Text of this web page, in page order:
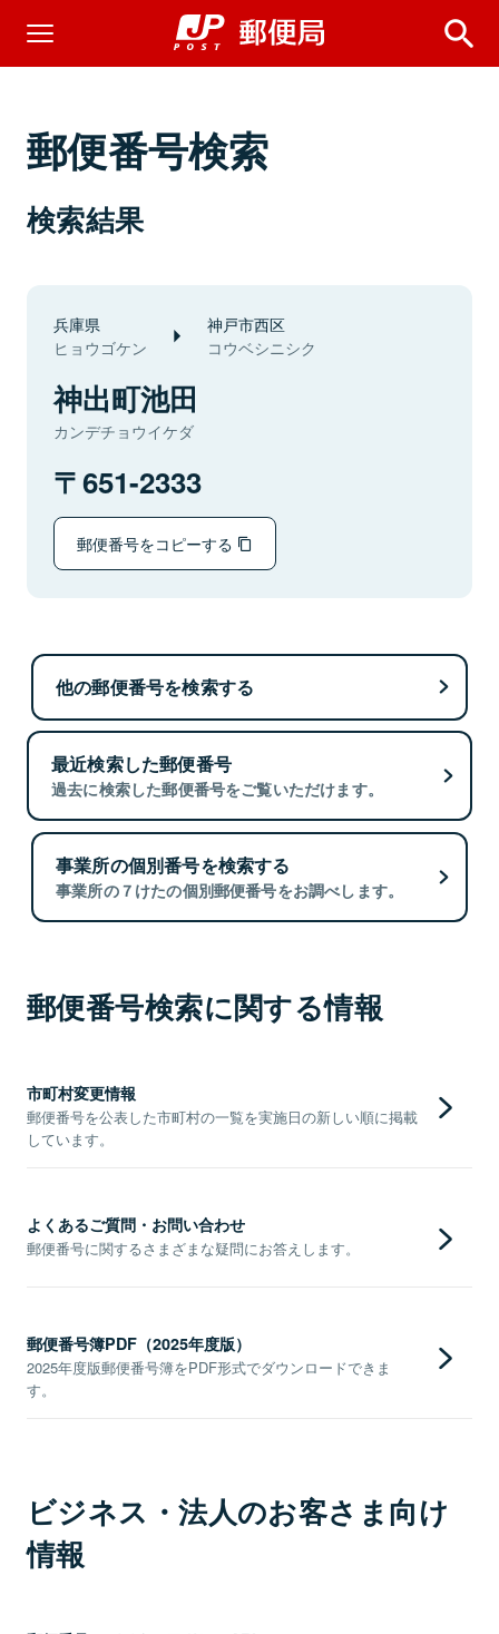
郵便番号検索
検索結果
兵庫県
ヒョウゴケン
神戸市西区
コウベシニシク
神出町池田
カンデチョウイケダ
651-2333
郵便番号をコピーする
他の郵便番号を検索する
最近検索した郵便番号
過去に検索した郵便番号をご覧いただけます。
事業所の個別番号を検索する
事業所の７けたの個別郵便番号をお調べします。
郵便番号検索に関する情報
市町村変更情報
郵便番号を公表した市町村の一覧を実施日の新しい順に掲載
しています。
よくあるご質問・お問い合わせ
郵便番号に関するさまざまな疑問にお答えします。
郵便番号簿PDF（2025年度版）
2025年度版郵便番号簿をPDF形式でダウンロードできま
す。
ビジネス・法人のお客さま向け
情報